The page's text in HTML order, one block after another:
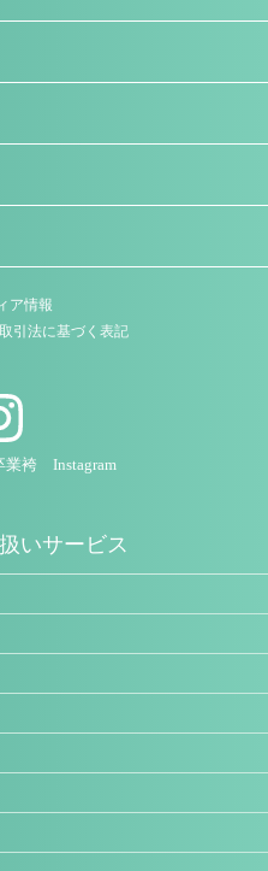
ア情報
引法に基づく表記
業袴 Instagram
いサービス